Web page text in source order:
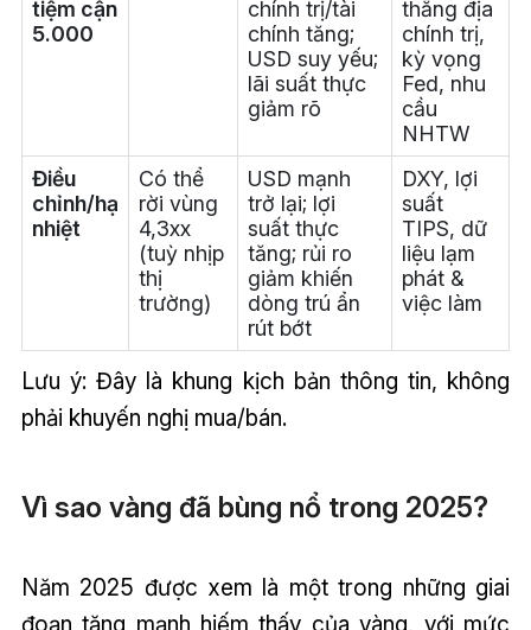
tiệm cận
5.000
chính trị/tài
chính tăng;
USD suy yếu;
lãi suất thực
giảm rõ
thẳng địa
chính trị,
kỳ vọng
Fed, nhu
cầu
NHTW
Điều
chỉnh/hạ
nhiệt
Có thể
rời vùng
4,3xx
(tuỳ nhịp
thị
trường)
USD mạnh
trở lại; lợi
suất thực
tăng; rủi ro
giảm khiến
dòng trú ẩn
rút bớt
DXY, lợi
suất
TIPS, dữ
liệu lạm
phát &
việc làm
Lưu ý: Đây là khung kịch bản thông tin, không
phải khuyến nghị mua/bán.
Vì sao vàng đã bùng nổ trong 2025?
Năm 2025 được xem là một trong những giai
đoạn tăng mạnh hiếm thấy của vàng, với mức